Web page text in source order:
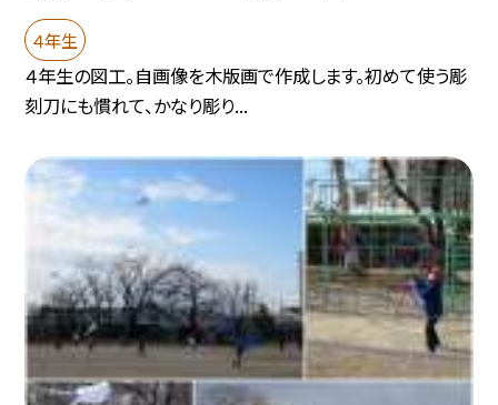
４年生
４年生の図工。自画像を木版画で作成します。初めて使う彫
刻刀にも慣れて、かなり彫り...